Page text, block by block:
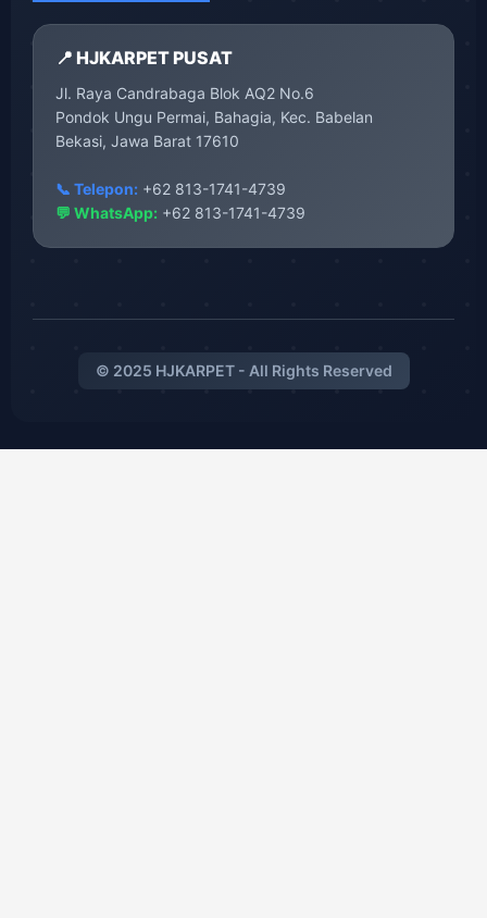
📍 HJKARPET PUSAT
Jl. Raya Candrabaga Blok AQ2 No.6
Pondok Ungu Permai, Bahagia, Kec. Babelan
Bekasi, Jawa Barat 17610
📞 Telepon: +62 813-1741-4739
💬 WhatsApp: +62 813-1741-4739
© 2025 HJKARPET - All Rights Reserved